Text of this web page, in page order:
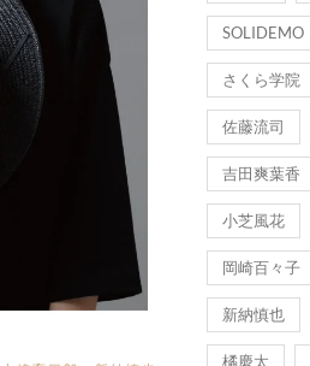
SOLIDEMO
さくら学院
佐藤流司
吉田爽葉香
小芝風花
岡崎百々子
新納慎也
橘慶太